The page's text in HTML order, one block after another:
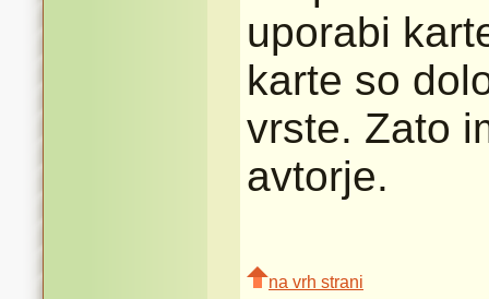
uporabi
karte so
vrste. Zato
avtorje.
na vrh strani